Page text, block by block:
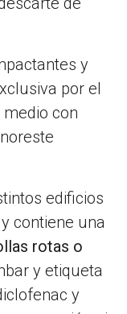
y
por el
medio con
edificios
contiene una
rotas o
y etiqueta
y